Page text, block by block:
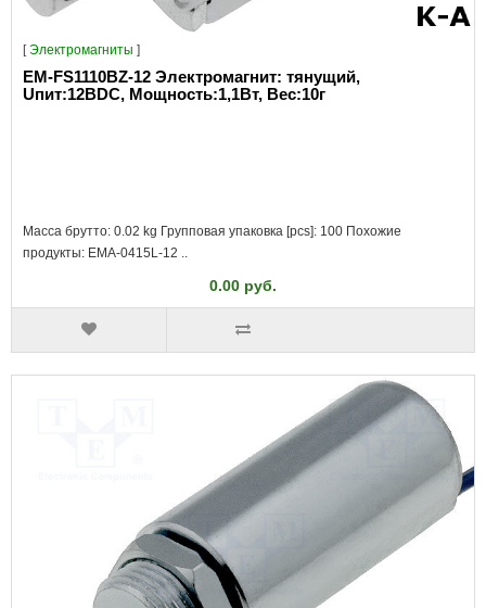
[Электромагниты ]
EM-FS1110BZ-12 Электромагнит: тянущий,
Uпит:12ВDC, Мощность:1,1Вт, Вес:10г
Масса брутто: 0.02 kg Групповая упаковка [pcs]: 100 Похожие
продукты: EMA-0415L-12 ..
0.00 руб.